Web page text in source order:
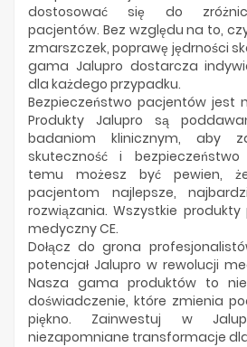
dostosować się do
pacjentów. Bez względu na to,
zmarszczek, poprawę jędrności
gama Jalupro dostarcza
dla każdego przypadku.
Bezpieczeństwo pacjentów jest
Produkty Jalupro są
badaniom klinicznym, aby
skuteczność i bezpieczeństwo
temu możesz być pewien,
pacjentom najlepsze,
rozwiązania. Wszystkie
medyczny CE.
Dołącz do grona
potencjał Jalupro w rewolucji
Nasza gama produktów to
doświadczenie, które zmienia
piękno. Zainwestuj w
niezapomniane transformacje